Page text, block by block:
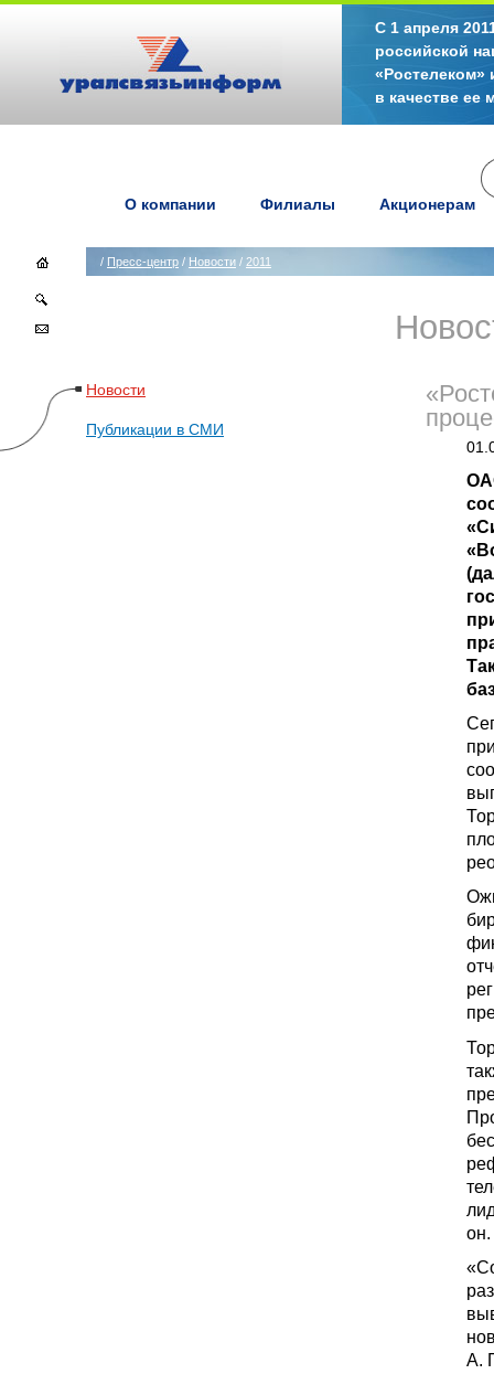
С 1 апреля
российской
«Ростелеком»
в качестве ее
О компании Филиалы Акционерам
/ Пресс-центр / Новости / 2011
Новости
Публикации в СМИ
он.
А.